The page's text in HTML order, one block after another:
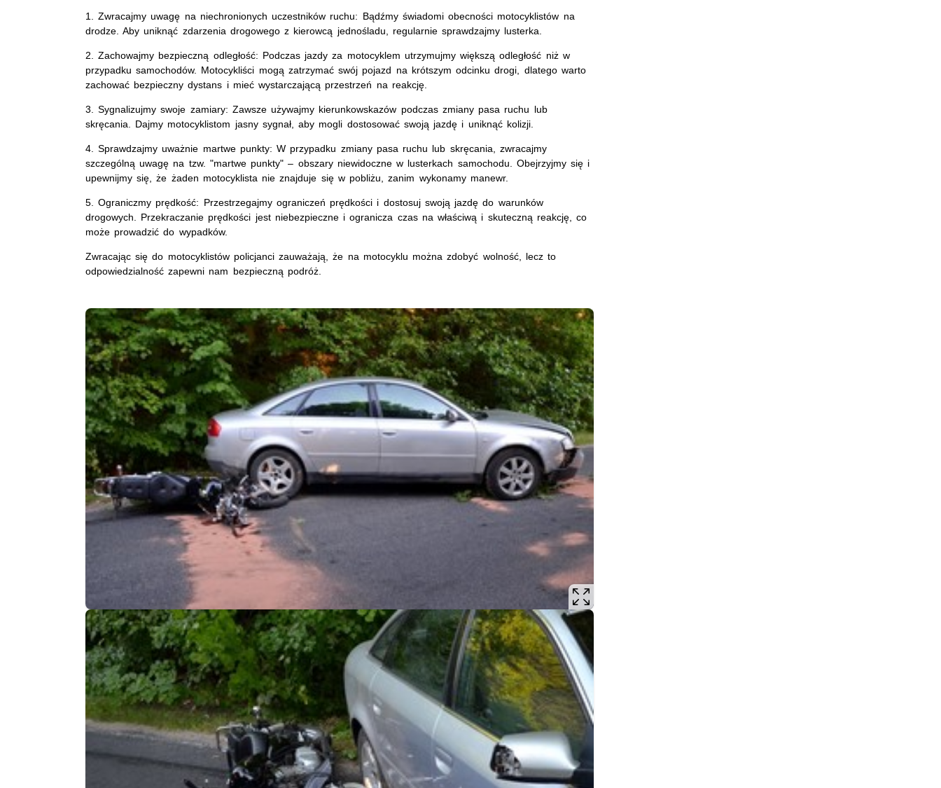
1. Zwracajmy uwagę na niechronionych uczestników ruchu: Bądźmy świadomi obecności motocyklistów na
drodze. Aby uniknąć zdarzenia drogowego z kierowcą jednośladu, regularnie sprawdzajmy lusterka.
2. Zachowajmy bezpieczną odległość: Podczas jazdy za motocyklem utrzymujmy większą odległość niż w
przypadku samochodów. Motocykliści mogą zatrzymać swój pojazd na krótszym odcinku drogi, dlatego warto
zachować bezpieczny dystans i mieć wystarczającą przestrzeń na reakcję.
3. Sygnalizujmy swoje zamiary: Zawsze używajmy kierunkowskazów podczas zmiany pasa ruchu lub
skręcania. Dajmy motocyklistom jasny sygnał, aby mogli dostosować swoją jazdę i uniknąć kolizji.
4. Sprawdzajmy uważnie martwe punkty: W przypadku zmiany pasa ruchu lub skręcania, zwracajmy
szczególną uwagę na tzw. "martwe punkty" – obszary niewidoczne w lusterkach samochodu. Obejrzyjmy się i
upewnijmy się, że żaden motocyklista nie znajduje się w pobliżu, zanim wykonamy manewr.
5. Ograniczmy prędkość: Przestrzegajmy ograniczeń prędkości i dostosuj swoją jazdę do warunków
drogowych. Przekraczanie prędkości jest niebezpieczne i ogranicza czas na właściwą i skuteczną reakcję, co
może prowadzić do wypadków.
Zwracając się do motocyklistów policjanci zauważają, że na motocyklu można zdobyć wolność, lecz to
odpowiedzialność zapewni nam bezpieczną podróż.